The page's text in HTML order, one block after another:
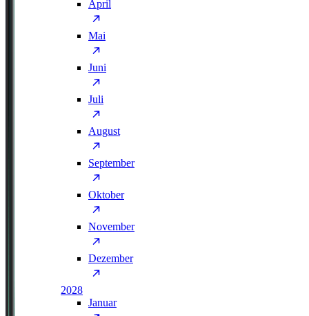
April
Mai
Juni
Juli
August
September
Oktober
November
Dezember
2028
Januar